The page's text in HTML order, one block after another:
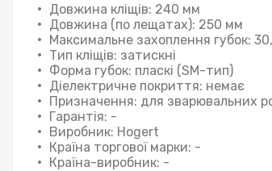
Довжина кліщів: 240 мм
Довжина (по лещатах): 250 мм
Максимальне захоплення губок:
Тип кліщів: затискні
Форма губок: пласкі (SM-тип)
Діелектричне покриття: немає
Призначення: для зварювальних
Гарантія: -
Виробник: Hogert
Країна торгової марки: -
Країна-виробник: -